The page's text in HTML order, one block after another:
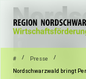
# / Presse
/
Nordschwarzwald bringt
für